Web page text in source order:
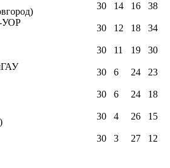
30 14 16 38
УОР
30 12 18 34
30 11 19 30
30 6 24 23
30 6 24 18
30 4 26 15
30 3 27 12